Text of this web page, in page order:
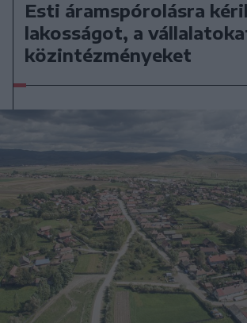
Esti áramspórolásra
lakosságot, a
közintézményeket